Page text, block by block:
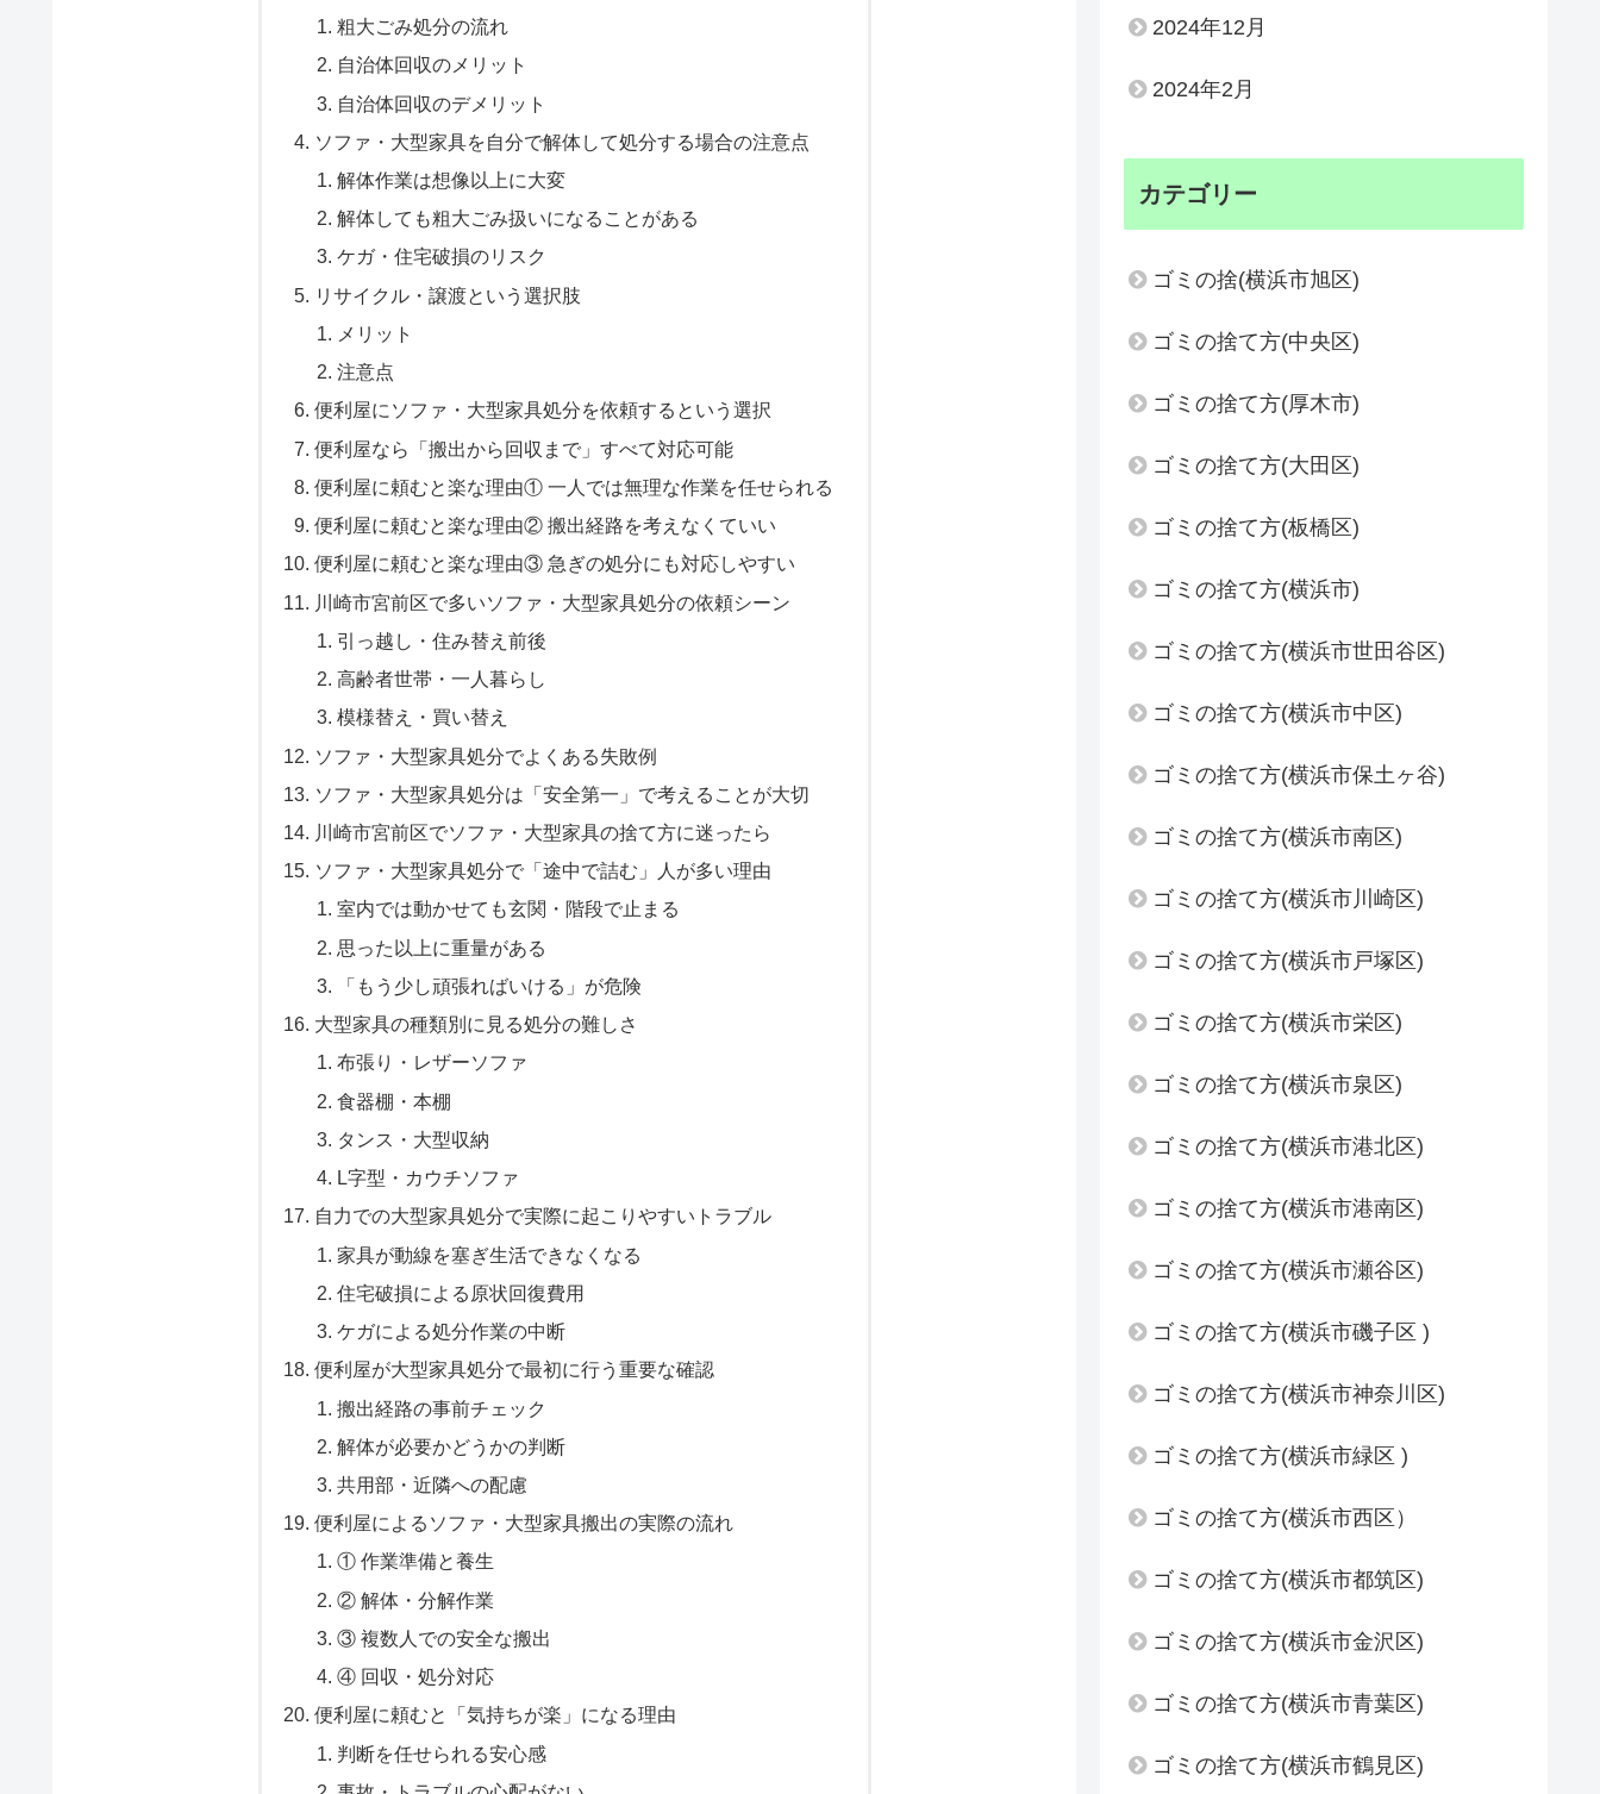
粗大ごみ処分の流れ
自治体回収のメリット
自治体回収のデメリット
ソファ・大型家具を自分で解体して処分する場合の注意点
解体作業は想像以上に大変
解体しても粗大ごみ扱いになることがある
ケガ・住宅破損のリスク
リサイクル・譲渡という選択肢
メリット
注意点
便利屋にソファ・大型家具処分を依頼するという選択
便利屋なら「搬出から回収まで」すべて対応可能
便利屋に頼むと楽な理由① 一人では無理な作業を任せられる
便利屋に頼むと楽な理由② 搬出経路を考えなくていい
便利屋に頼むと楽な理由③ 急ぎの処分にも対応しやすい
川崎市宮前区で多いソファ・大型家具処分の依頼シーン
引っ越し・住み替え前後
高齢者世帯・一人暮らし
模様替え・買い替え
ソファ・大型家具処分でよくある失敗例
ソファ・大型家具処分は「安全第一」で考えることが大切
川崎市宮前区でソファ・大型家具の捨て方に迷ったら
ソファ・大型家具処分で「途中で詰む」人が多い理由
室内では動かせても玄関・階段で止まる
思った以上に重量がある
「もう少し頑張ればいける」が危険
大型家具の種類別に見る処分の難しさ
布張り・レザーソファ
食器棚・本棚
タンス・大型収納
L字型・カウチソファ
自力での大型家具処分で実際に起こりやすいトラブル
家具が動線を塞ぎ生活できなくなる
住宅破損による原状回復費用
ケガによる処分作業の中断
便利屋が大型家具処分で最初に行う重要な確認
搬出経路の事前チェック
解体が必要かどうかの判断
共用部・近隣への配慮
便利屋によるソファ・大型家具搬出の実際の流れ
① 作業準備と養生
② 解体・分解作業
③ 複数人での安全な搬出
④ 回収・処分対応
便利屋に頼むと「気持ちが楽」になる理由
判断を任せられる安心感
2024年12月
2024年2月
カテゴリー
ゴミの捨(横浜市旭区)
ゴミの捨て方(中央区)
ゴミの捨て方(厚木市)
ゴミの捨て方(大田区)
ゴミの捨て方(板橋区)
ゴミの捨て方(横浜市)
ゴミの捨て方(横浜市世田谷区)
ゴミの捨て方(横浜市中区)
ゴミの捨て方(横浜市保土ヶ谷)
ゴミの捨て方(横浜市南区)
ゴミの捨て方(横浜市川崎区)
ゴミの捨て方(横浜市戸塚区)
ゴミの捨て方(横浜市栄区)
ゴミの捨て方(横浜市泉区)
ゴミの捨て方(横浜市港北区)
ゴミの捨て方(横浜市港南区)
ゴミの捨て方(横浜市瀬谷区)
ゴミの捨て方(横浜市磯子区 )
ゴミの捨て方(横浜市神奈川区)
ゴミの捨て方(横浜市緑区 )
ゴミの捨て方(横浜市西区）
ゴミの捨て方(横浜市都筑区)
ゴミの捨て方(横浜市金沢区)
ゴミの捨て方(横浜市青葉区)
ゴミの捨て方(横浜市鶴見区)